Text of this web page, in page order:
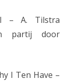
– A. Tilstra
partij door
I Ten Have –